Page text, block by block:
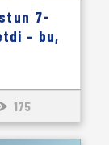
7-
– bu,
175